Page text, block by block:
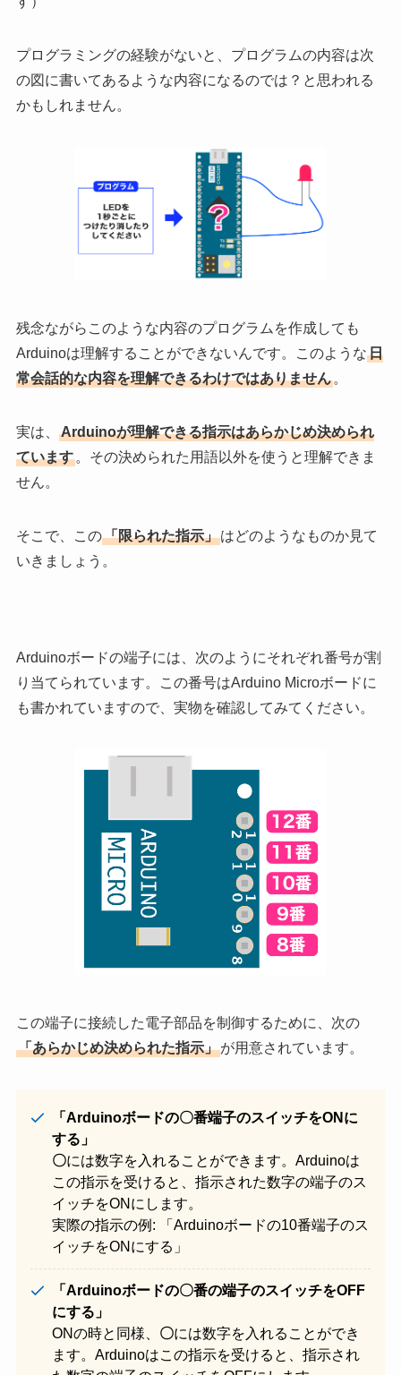
プログラミングの経験がないと、プログラムの内容は次
の図に書いてあるような内容になるのでは？と思われる
かもしれません。
残念ながらこのような内容のプログラムを作成しても
Arduinoは理解することができないんです。このような日
常会話的な内容を理解できるわけではありません。
実は、
Arduinoが理解できる指示はあらかじめ決められ
ています。その決められた用語以外を使うと理解できま
せん。
そこで、この「限られた指示」はどのようなものか見て
いきましょう。
Arduinoボードの端子には、次のようにそれぞれ番号が割
り当てられています。この番号はArduino Microボードに
も書かれていますので、実物を確認してみてください。
この端子に接続した電子部品を制御するために、次の
「あらかじめ決められた指示」が用意されています。
「Arduinoボードの〇番端子のスイッチをONに
する」
〇には数字を入れることができます。Arduinoは
この指示を受けると、指示された数字の端子のス
イッチをONにします。
実際の指示の例: 「Arduinoボードの10番端子のス
イッチをONにする」
「Arduinoボードの〇番の端子のスイッチをOFF
にする」
ONの時と同様、 〇には数字を入れることができ
ます。Arduinoはこの指示を受けると、指示され